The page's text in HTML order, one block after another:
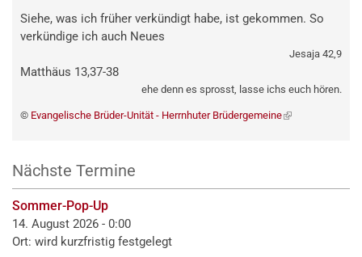
Siehe, was ich früher verkündigt habe, ist gekommen. So
verkündige ich auch Neues
Jesaja 42,9
Matthäus 13,37-38
ehe denn es sprosst, lasse ichs euch hören.
© Evangelische Brüder-Unität - Herrnhuter Brüdergemeine(externer
Nächste Termine
Sommer-Pop-Up
14. August 2026 - 0:00
Ort: wird kurzfristig festgelegt